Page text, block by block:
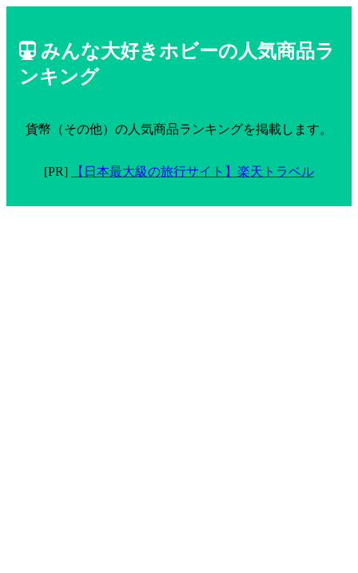
みんな大好きホビーの人気商品ラ
ンキング
貨幣（その他）の人気商品ランキングを掲載します。
[PR] 【日本最大級の旅行サイト】楽天トラベル